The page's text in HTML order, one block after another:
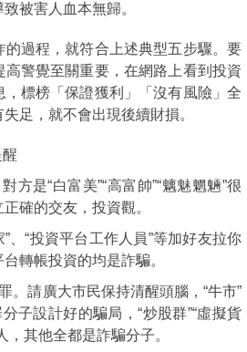
被害人血本無歸。
過程，就符合上述典型五步驟。要
高警覺至關重要，在網路上看到投資
，標榜「保證獲利」「沒有風險」全
足，就不會出現後續財損。
方是“白富美”“高富帥”“魑魅魍魎”很
確的交友，投資觀。
、“投資平台工作人員”等加好友拉你
轉帳投資的均是詐騙。
。請廣大市民保持清醒頭腦，“牛市”
子設計好的騙局，“炒股群”“虛擬貨
，其他全都是詐騙分子。